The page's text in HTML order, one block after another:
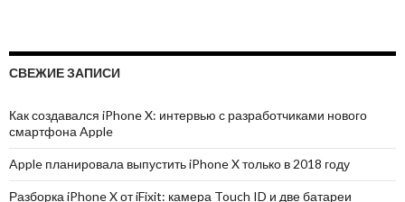
СВЕЖИЕ ЗАПИСИ
Как создавался iPhone X: интервью с разработчиками нового
смартфона Apple
Apple планировала выпустить iPhone X только в 2018 году
Разборка iPhone X от iFixit: камера Touch ID и две батареи